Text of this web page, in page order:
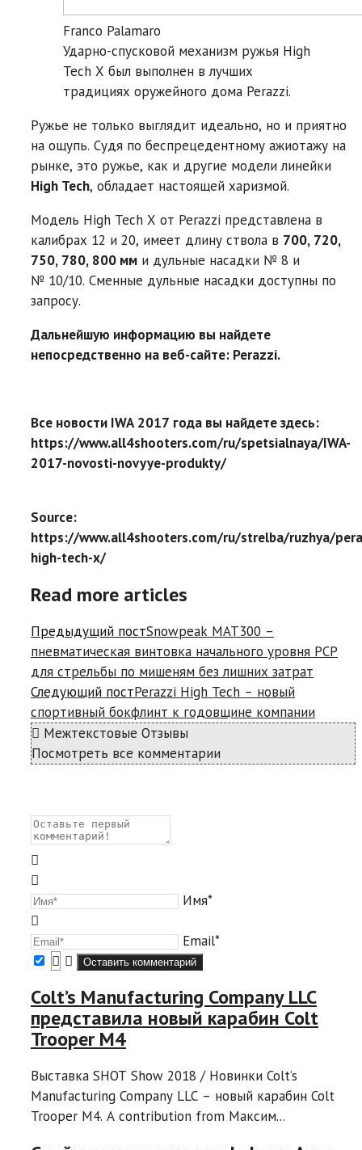
Franco Palamaro
Ударно-спусковой механизм ружья High
Tech X был выполнен в лучших
традициях оружейного дома Perazzi.
Ружье не только выглядит идеально, но и приятно
на ощупь. Судя по беспрецедентному ажиотажу на
рынке, это ружье, как и другие модели линейки
High Tech, обладает настоящей харизмой.
Модель High Tech X от Perazzi представлена в
калибрах 12 и 20, имеет длину ствола в 700, 720,
750, 780, 800 мм и дульные насадки № 8 и
№ 10/10. Сменные дульные насадки доступны по
запросу.
Дальнейшую информацию вы найдете
непосредственно на веб-сайте: Perazzi.
Все новости IWA 2017 года вы найдете здесь:
https://www.all4shooters.com/ru/spetsialnaya/IWA-
2017-novosti-novyye-produkty/
Source:
https://www.all4shooters.com/ru/strelba/ruzhya/
high-tech-x/
Read more articles
Предыдущий постSnowpeak MAT300 –
пневматическая винтовка начального уровня PCP
для стрельбы по мишеням без лишних затрат
Следующий постPerazzi High Tech – новый
спортивный бокфлинт к годовщине компании
Межтекстовые Отзывы
Посмотреть все комментарии
Имя*
Email*
Colt’s Manufacturing Company LLC
представила новый карабин Colt
Trooper M4
Выставка SHOT Show 2018 / Новинки Colt’s
Manufacturing Company LLC – новый карабин Colt
Trooper M4. A contribution from Максим...